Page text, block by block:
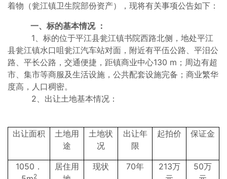
着物（瓮江镇卫生院部份资产），现将有关事项公告如下：
一、标的基本情况 ：
1、标的位于平江县瓮江镇书院西路北侧，地处平江
县瓮江镇水口咀瓮江汽车站对面，附近有平伍公路、平汨公
路、平长公路，交通便捷，距镇商业中心130 m；周边有超
市、集市等商服及生活设施，公共配套设施完备；商业繁华
度高，人口稠密。
2、出让土地基本情况：
出让面积
土地用
途
土地状
况
出让年
限
起拍价 保证金
1050．
2
居住用
现状 70年
213万
50万